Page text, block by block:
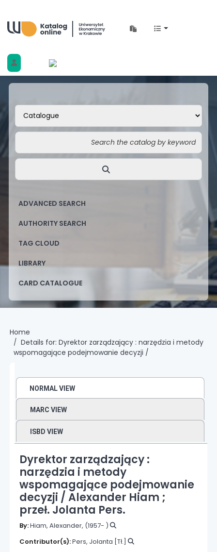
Biblioteka Uniwersytetu Ekonomicznego w
ADVANCED SEARCH
AUTHORITY SEARCH
TAG CLOUD
LIBRARY
CARD CATALOGUE
Home
Details for: Dyrektor zarządzający : narzędzia i metody
wspomagające podejmowanie decyzji /
NORMAL VIEW
MARC VIEW
ISBD VIEW
Dyrektor zarządzający :
narzędzia i metody
wspomagające podejmowanie
decyzji / Alexander Hiam ;
przeł. Jolanta Pers.
By:Hiam, Alexander, (1957- )
Contributor(s):Pers, Jolanta [Tł.]